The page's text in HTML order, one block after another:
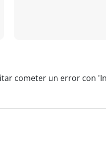
cometer un error con